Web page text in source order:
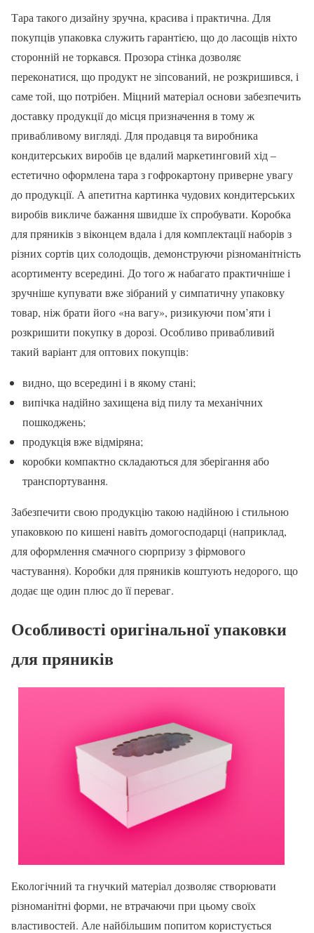
Тара такого дизайну зручна, красива і практична. Для
покупців упаковка служить гарантією, що до ласощів ніхто
сторонній не торкався. Прозора стінка дозволяє
переконатися, що продукт не зіпсований, не розкришився, і
саме той, що потрібен. Міцний матеріал основи забезпечить
доставку продукції до місця призначення в тому ж
привабливому вигляді. Для продавця та виробника
кондитерських виробів це вдалий маркетинговий хід –
естетично оформлена тара з гофрокартону приверне увагу
до продукції. А апетитна картинка чудових кондитерських
виробів викличе бажання швидше їх спробувати. Коробка
для пряників з віконцем вдала і для комплектації наборів з
різних сортів цих солодощів, демонструючи різноманітність
асортименту всередині. До того ж набагато практичніше і
зручніше купувати вже зібраний у симпатичну упаковку
товар, ніж брати його «на вагу», ризикуючи пом’яти і
розкришити покупку в дорозі. Особливо привабливий
такий варіант для оптових покупців:
видно, що всередині і в якому стані;
випічка надійно захищена від пилу та механічних
пошкоджень;
продукція вже відміряна;
коробки компактно складаються для зберігання або
транспортування.
Забезпечити свою продукцію такою надійною і стильною
упаковкою по кишені навіть домогосподарці (наприклад,
для оформлення смачного сюрпризу з фірмового
частування). Коробки для пряників коштують недорого, що
додає ще один плюс до її переваг.
Особливості оригінальної упаковки
для пряників
Екологічний та гнучкий матеріал дозволяє створювати
різноманітні форми, не втрачаючи при цьому своїх
властивостей. Але найбільшим попитом користується